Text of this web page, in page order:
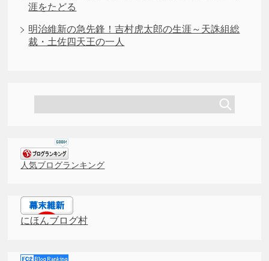
涯をたどる
明治維新の急先鋒！吉村虎太郎の生涯～天誅組総
裁・土佐四天王の一人
人気ブログランキング
にほんブログ村